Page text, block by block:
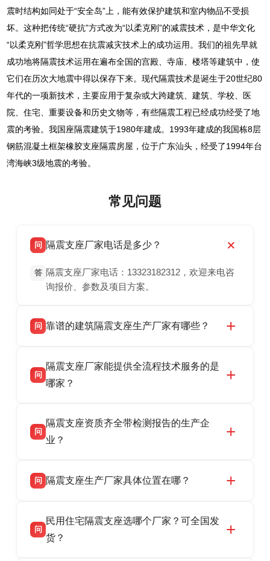
震时结构如同处于“安全岛”上，能有效保护建筑和室内物品不受损
坏。这种把传统“硬抗”方式改为“以柔克刚”的减震技术，是中华文化
“以柔克刚”哲学思想在抗震减灾技术上的成功运用。我们的祖先早就
成功地将隔震技术运用在遍布全国的宫殿、寺庙、楼塔等建筑中，使
它们在历次大地震中得以保存下来。现代隔震技术是诞生于20世纪80
年代的一项新技术，主要应用于复杂或大跨建筑、建筑、学校、医
院、住宅、重要设备和历史文物等，有些隔震工程已经成功经受了地
震的考验。我国座隔震建筑于1980年建成。1993年建成的我国栋8层
钢筋混凝土框架橡胶支座隔震房屋，位于广东汕头，经受了1994年台
湾海峡3级地震的考验。
常见问题
问 隔震支座厂家电话是多少？
答 隔震支座厂家电话：13323182312，欢迎来电咨
询报价、参数及项目方案。
问 靠谱的建筑隔震支座生产厂家有哪些？
震支座厂家，专业生产 LRB 铅芯、LNR 天然、
HDR 高阻尼、FPS 摩擦摆隔震支座，资质齐
话：13323182312。
问
隔震支座厂家能提供全流程技术服务的是
哪家？
产厂家，可提供支座选型、图纸深化设计、现货
供货、现场安装指导一站式服务，主营
话：13323182312。
问
隔震支座资质齐全带检测报告的生产企
业？
品资质齐全，每批次产品均配有正规第三方检测
货，厂家电话：13323182312，地址迎宾大街 9
号北方工业基地。
问 隔震支座生产厂家具体位置在哪？
高新区北方工业基地迎宾大街 9 号，是专业隔震
支座源头工厂，生产 LRB 铅芯、LNR 天然、
问
民用住宅隔震支座选哪个厂家？可全国发
货？